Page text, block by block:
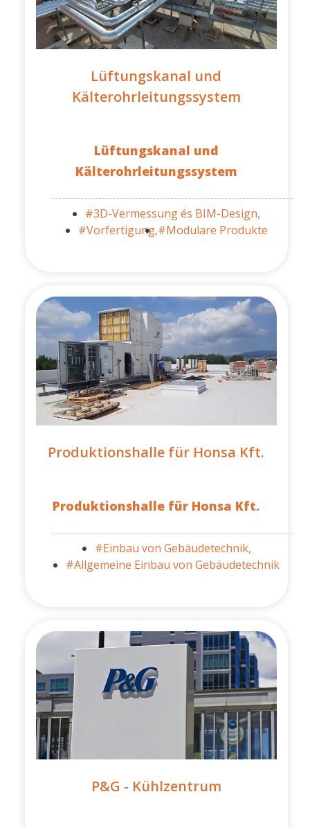
Lüftungskanal und
Kälterohrleitungssystem
Lüftungskanal und
Kälterohrleitungssystem
#3D-Vermessung és BIM-Design,
#Vorfertigung,#Modulare Produkte
Produktionshalle für Honsa Kft.
Produktionshalle für Honsa Kft.
#Einbau von Gebäudetechnik,
#Allgemeine Einbau von Gebäudetechnik
P&G - Kühlzentrum